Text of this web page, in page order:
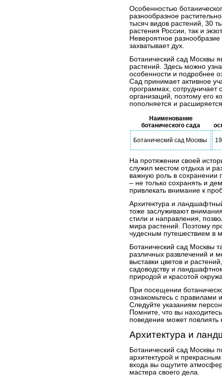
Особенностью
разнообразное
тысяч видов растений, 30
растения России, так и
Невероятное
захватывает дух.
Ботанический сад Москвы
растений. Здесь можно
особенности и подробнее
Сад принимает активное
программах, сотрудничает
организаций, поэтому его
пополняется и
Наименование
ботанического сада
Ботанический сад Москвы
На протяжении своей
служил местом отдыха и
важную роль в сохранении
– не только сохранять и
привлекать внимание к
Архитектура и
тоже заслуживают
стили и направления,
мира растений. Поэтому
чудесным путешествием в
Ботанический сад Москвы
различных развлечений и
выставки цветов и
садоводству и
природой и красотой
При посещении
ознакомьтесь с
Следуйте указаниям
Помните, что вы
поведение может повлиять
Архитектура и
Ботанический сад Москвы
архитектурой и
входа вы ощутите
мастера своего дела.